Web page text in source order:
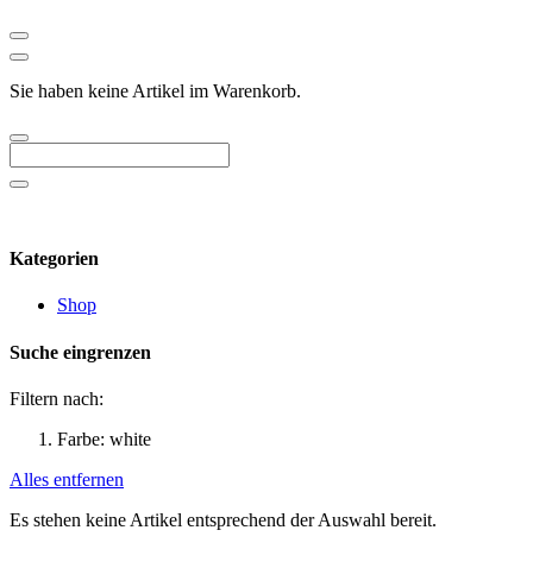
Sie haben keine Artikel im Warenkorb.
Kategorien
Shop
Suche eingrenzen
Filtern nach:
Farbe: white
Alles entfernen
Es stehen keine Artikel entsprechend der Auswahl bereit.